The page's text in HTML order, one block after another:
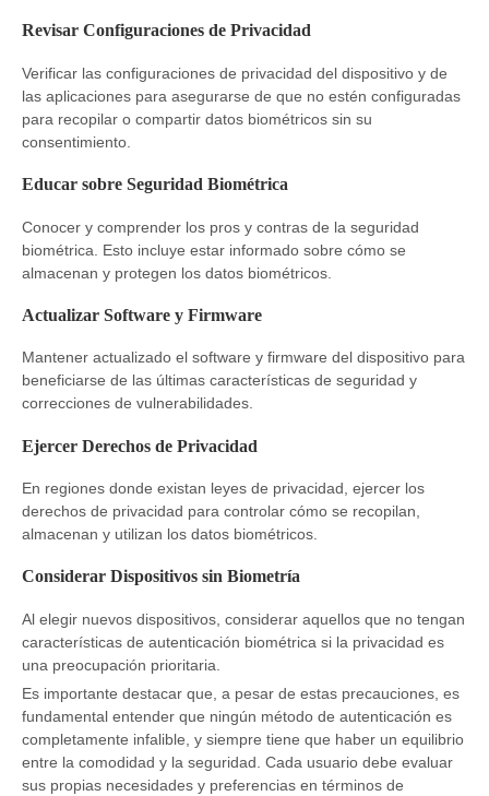
Revisar Configuraciones de Privacidad
Verificar las configuraciones de privacidad del dispositivo y de
las aplicaciones para asegurarse de que no estén configuradas
para recopilar o compartir datos biométricos sin su
consentimiento.
Educar sobre Seguridad Biométrica
Conocer y comprender los pros y contras de la seguridad
biométrica. Esto incluye estar informado sobre cómo se
almacenan y protegen los datos biométricos.
Actualizar Software y Firmware
Mantener actualizado el software y firmware del dispositivo para
beneficiarse de las últimas características de seguridad y
correcciones de vulnerabilidades.
Ejercer Derechos de Privacidad
En regiones donde existan leyes de privacidad, ejercer los
derechos de privacidad para controlar cómo se recopilan,
almacenan y utilizan los datos biométricos.
Considerar Dispositivos sin Biometría
Al elegir nuevos dispositivos, considerar aquellos que no tengan
características de autenticación biométrica si la privacidad es
una preocupación prioritaria.
Es importante destacar que, a pesar de estas precauciones, es
fundamental entender que ningún método de autenticación es
completamente infalible, y siempre tiene que haber un equilibrio
entre la comodidad y la seguridad. Cada usuario debe evaluar
sus propias necesidades y preferencias en términos de